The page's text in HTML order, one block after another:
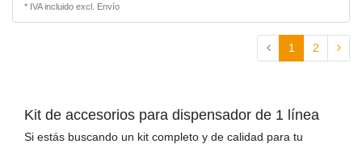
* IVA incluidoexcl. Envío
1 2
Kit de accesorios para dispensador de 1 línea
Si estás buscando un kit completo y de calidad para tu